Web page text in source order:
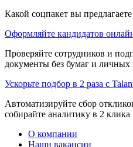
Какой соцпакет вы
Оформляйте кандидатов
Проверяйте сотрудников и
документы без бумаг и личных
Ускорьте подбор в 2 раза с
Автоматизируйте сбор
собирайте аналитику в 2 клика
О компании
Наши вакансии